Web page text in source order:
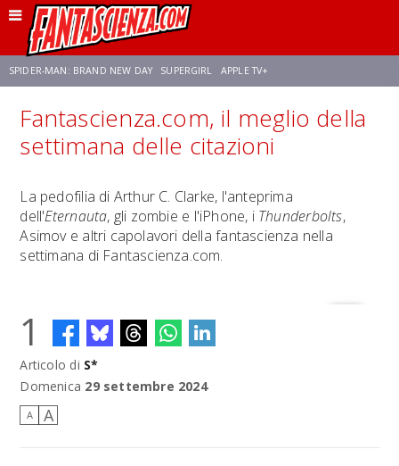
SPIDER-MAN: BRAND NEW DAY SUPERGIRL APPLE TV+
FRANCO RICCIARDIELLO ZENDAYA STAR TREK AVENGERS: DOOMSDAY
Fantascienza.com, il meglio della
settimana delle citazioni
La pedofilia di Arthur C. Clarke, l'anteprima
dell'Eternauta, gli zombie e l'iPhone, i Thunderbolts,
Asimov e altri capolavori della fantascienza nella
settimana di Fantascienza.com.
1
Articolo di S*
Domenica 29 settembre 2024
A A